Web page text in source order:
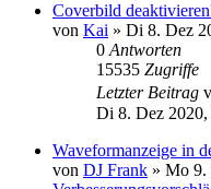
Coverbild
von Kai » Di 8. Dez
0 Antworten
15535 Zugriffe
Letzter Beitrag
Di 8. Dez 2020,
Waveformanzeige in
von DJ Frank » Mo 9.